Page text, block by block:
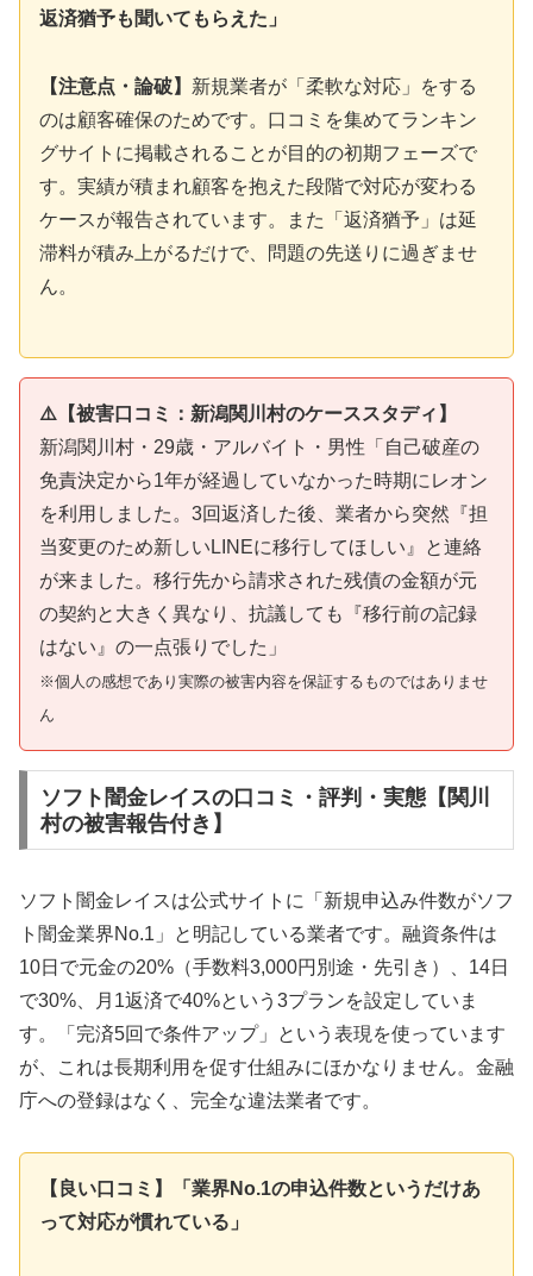
返済猶予も聞いてもらえた」
【注意点・論破】 新規業者が「柔軟な対応」をする
のは顧客確保のためです。口コミを集めてランキン
グサイトに掲載されることが目的の初期フェーズで
す。実績が積まれ顧客を抱えた段階で対応が変わる
ケースが報告されています。また「返済猶予」は延
滞料が積み上がるだけで、問題の先送りに過ぎませ
ん。
⚠️【被害口コミ：新潟関川村のケーススタディ】
新潟関川村・29歳・アルバイト・男性「自己破産の
免責決定から1年が経過していなかった時期にレオン
を利用しました。3回返済した後、業者から突然『担
当変更のため新しいLINEに移行してほしい』と連絡
が来ました。移行先から請求された残債の金額が元
の契約と大きく異なり、抗議しても『移行前の記録
はない』の一点張りでした」
※個人の感想であり実際の被害内容を保証するものではありませ
ん
ソフト闇金レイスの口コミ・評判・実態【関川
村の被害報告付き】
ソフト闇金レイスは公式サイトに「新規申込み件数がソフ
ト闇金業界No.1」と明記している業者です。融資条件は
10日で元金の20%（手数料3,000円別途・先引き）、14日
で30%、月1返済で40%という3プランを設定していま
す。「完済5回で条件アップ」という表現を使っています
が、これは長期利用を促す仕組みにほかなりません。金融
庁への登録はなく、完全な違法業者です。
【良い口コミ】「業界No.1の申込件数というだけあ
って対応が慣れている」